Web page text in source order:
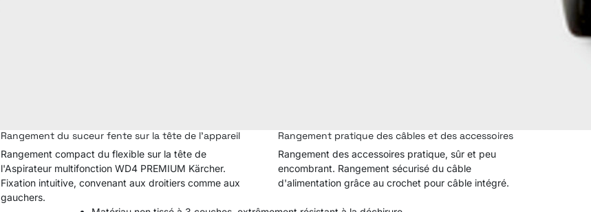
Rangement du suceur fente sur la tête de l'appareil
Rangement compact du flexible sur la tête de
l'Aspirateur multifonction WD4 PREMIUM Kärcher.
Fixation intuitive, convenant aux droitiers comme aux
gauchers.
Rangement pratique des câbles et des accessoires
Rangement des accessoires pratique, sûr et peu
encombrant. Rangement sécurisé du câble
d'alimentation grâce au crochet pour câble intégré.